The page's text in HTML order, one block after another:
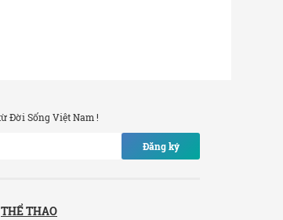
Đời Sống Việt Nam !
Đăng ký
THỂ THAO